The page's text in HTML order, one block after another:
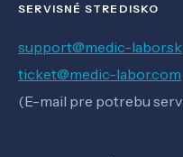
SERVISNÉ STREDISKO
support@medic-labor.sk
ticket@medic-labor.com
(E-mail pre potrebu